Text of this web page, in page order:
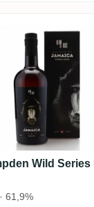
Wild Series
61,9%